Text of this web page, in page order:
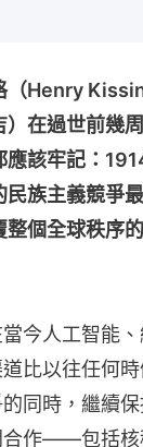
（Henry
）在過世前幾
應該牢記：
民族主義競爭
整個全球秩序
今人工智能
比以往任何
同時，繼續
合作——包括核